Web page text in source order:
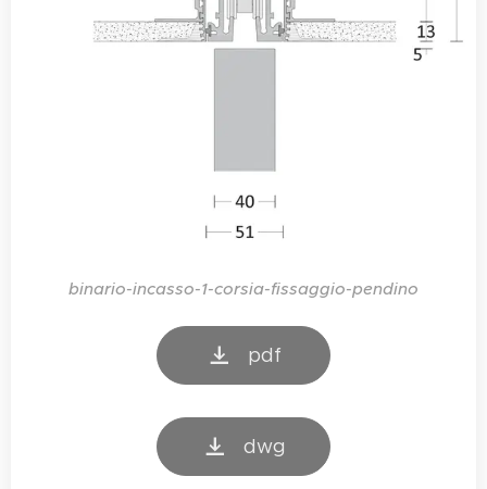
binario-incasso-1-corsia-fissaggio-pendino
pdf
dwg